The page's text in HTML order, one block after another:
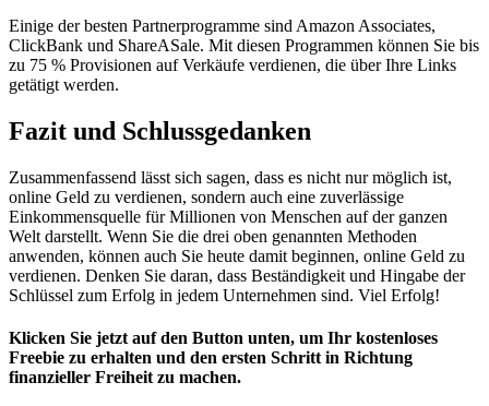
Einige der besten Partnerprogramme sind Amazon Associates,
ClickBank und ShareASale. Mit diesen Programmen können Sie bis
zu 75 % Provisionen auf Verkäufe verdienen, die über Ihre Links
getätigt werden.
Fazit und Schlussgedanken
Zusammenfassend lässt sich sagen, dass es nicht nur möglich ist,
online Geld zu verdienen, sondern auch eine zuverlässige
Einkommensquelle für Millionen von Menschen auf der ganzen
Welt darstellt. Wenn Sie die drei oben genannten Methoden
anwenden, können auch Sie heute damit beginnen, online Geld zu
verdienen. Denken Sie daran, dass Beständigkeit und Hingabe der
Schlüssel zum Erfolg in jedem Unternehmen sind. Viel Erfolg!
Klicken Sie jetzt auf den Button unten, um Ihr kostenloses
Freebie zu erhalten und den ersten Schritt in Richtung
finanzieller Freiheit zu machen.